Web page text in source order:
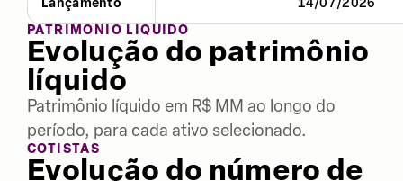
PATRIMÔNIO LÍQUIDO
Evolução do patrimônio
líquido
Patrimônio líquido em R$ MM ao longo do
período, para cada ativo selecionado.
COTISTAS
Evolução do número de